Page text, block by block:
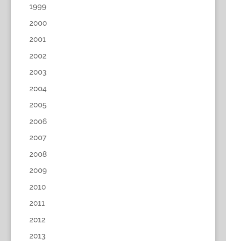
1999
2000
2001
2002
2003
2004
2005
2006
2007
2008
2009
2010
2011
2012
2013